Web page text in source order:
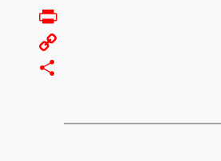
Email
Print
Copy